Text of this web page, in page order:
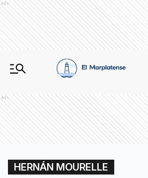
Ads
Ads
HERNÁN MOURELLE